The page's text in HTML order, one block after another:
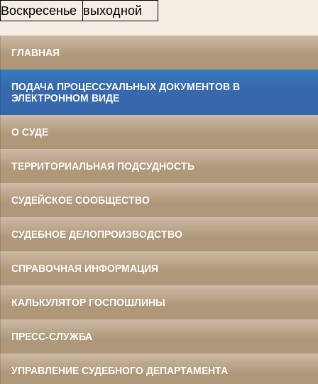
Воскресенье выходной
ГЛАВНАЯ
ПОДАЧА ПРОЦЕССУАЛЬНЫХ ДОКУМЕНТОВ В
ЭЛЕКТРОННОМ ВИДЕ
О СУДЕ
ТЕРРИТОРИАЛЬНАЯ ПОДСУДНОСТЬ
СУДЕЙСКОЕ СООБЩЕСТВО
СУДЕБНОЕ ДЕЛОПРОИЗВОДСТВО
СПРАВОЧНАЯ ИНФОРМАЦИЯ
КАЛЬКУЛЯТОР ГОСПОШЛИНЫ
ПРЕСС-СЛУЖБА
УПРАВЛЕНИЕ СУДЕБНОГО ДЕПАРТАМЕНТА